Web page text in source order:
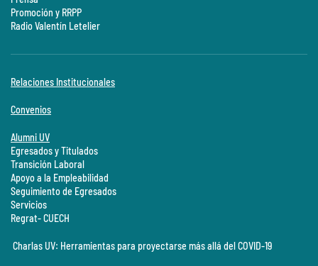
Promoción y RRPP
Radio Valentín Letelier
Relaciones Institucionales
Convenios
Alumni UV
Egresados y Titulados
Transición Laboral
Apoyo a la Empleabilidad
Seguimiento de Egresados
Servicios
Regrat- CUECH
Charlas UV: Herramientas para proyectarse más allá del COVID-19